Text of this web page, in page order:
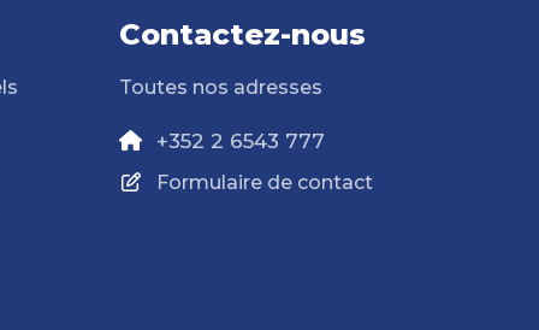
Contactez-nous
Toutes nos adresses
+352 2 6543 777
Formulaire de contact